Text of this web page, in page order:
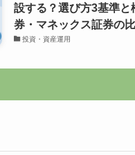
設する？選び方3基準と
券・マネックス証券の
投資・資産運用